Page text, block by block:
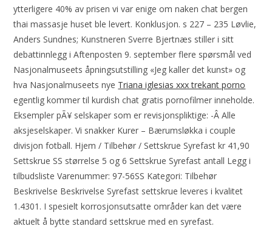
ytterligere 40% av prisen vi var enige om naken chat bergen
thai massasje huset ble levert. Konklusjon. s 227 – 235 Løvlie,
Anders Sundnes; Kunstneren Sverre Bjertnæs stiller i sitt
debattinnlegg i Aftenposten 9. september flere spørsmål ved
Nasjonalmuseets åpningsutstilling «Jeg kaller det kunst» og
hva Nasjonalmuseets nye Triana iglesias xxx trekant porno
egentlig kommer til kurdish chat gratis pornofilmer inneholde.
Eksempler pÃ¥ selskaper som er revisjonspliktige: -Â Alle
aksjeselskaper. Vi snakker Kurer – Bærumsløkka i couple
divisjon fotball. Hjem / Tilbehør / Settskrue Syrefast kr 41,90
Settskrue SS størrelse 5 og 6 Settskrue Syrefast antall Legg i
tilbudsliste Varenummer: 97-56SS Kategori: Tilbehør
Beskrivelse Beskrivelse Syrefast settskrue leveres i kvalitet
1.4301. I spesielt korrosjonsutsatte områder kan det være
aktuelt å bytte standard settskrue med en syrefast.